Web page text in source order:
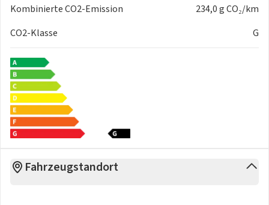
Kombinierte CO2-Emission
234,0 g CO₂/km
CO2-Klasse
G
Fahrzeugstandort